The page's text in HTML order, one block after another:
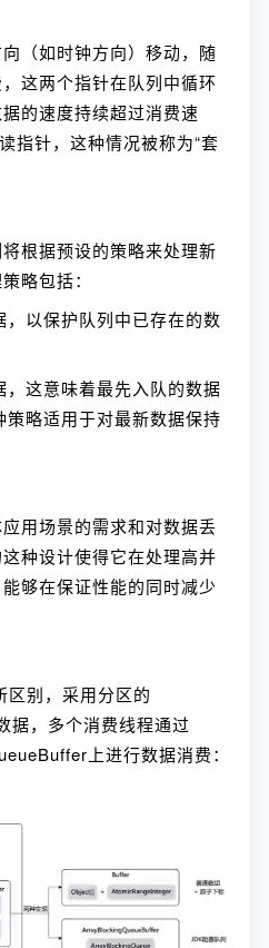
（如时钟方向）移动，随
这两个指针在队列中循环
的速度持续超过消费速
指针，这种情况被称为“套
根据预设的策略来处理新
略包括：
以保护队列中已存在的数
这意味着最先入队的数据
略适用于对最新数据保持
用场景的需求和对数据丢
种设计使得它在处理高并
够在保证性能的同时减少
别，采用分区的
据，多个消费线程通过
上进行数据消费：